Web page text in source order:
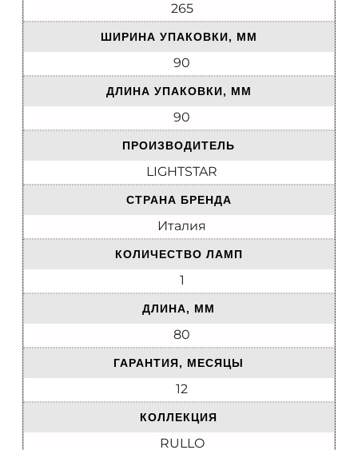
265
ШИРИНА УПАКОВКИ, ММ
90
ДЛИНА УПАКОВКИ, ММ
90
ПРОИЗВОДИТЕЛЬ
LIGHTSTAR
СТРАНА БРЕНДА
Италия
КОЛИЧЕСТВО ЛАМП
1
ДЛИНА, ММ
80
ГАРАНТИЯ, МЕСЯЦЫ
12
КОЛЛЕКЦИЯ
RULLO